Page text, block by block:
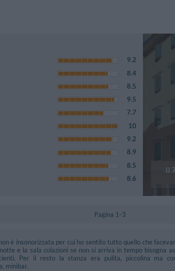
9.2
8.4
8.5
9.5
7.7
10
9.2
8.9
8.5
8.6
Il
Pagina 1-3
è insonorizzata per cui ho sentito tutto quello che
e la sala colazioni se non si arriva in tempo bisogna
Per il resto la stanza era pulita, piccolina ma
minibar.